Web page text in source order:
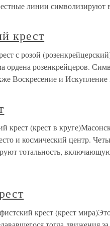
линии символизируют
крест
с розой
ордена розенкрейцеров.
Воскресение и
крест (крест в
и космический центр.
тотальность,
крест (крест